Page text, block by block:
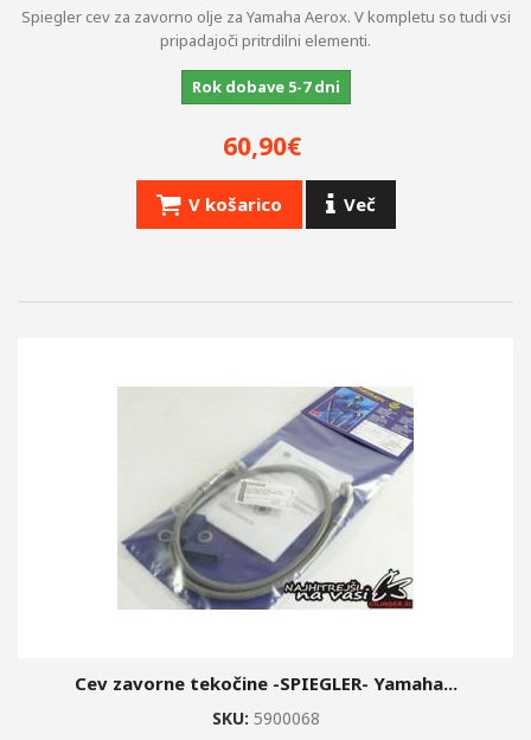
Spiegler cev za zavorno olje za Yamaha Aerox. V kompletu so tudi vsi
pripadajoči pritrdilni elementi.
Rok dobave 5-7 dni
60,90€
V košarico Več
Cev zavorne tekočine -SPIEGLER- Yamaha...
SKU: 5900068